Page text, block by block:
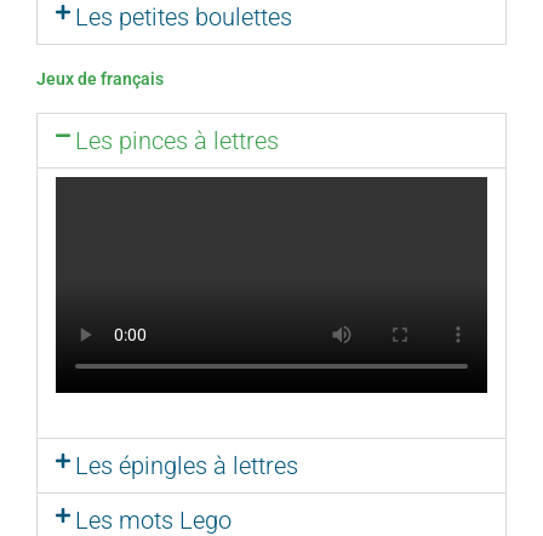
Les petites boulettes
Jeux de français
Les pinces à lettres
Les épingles à lettres
Les mots Lego